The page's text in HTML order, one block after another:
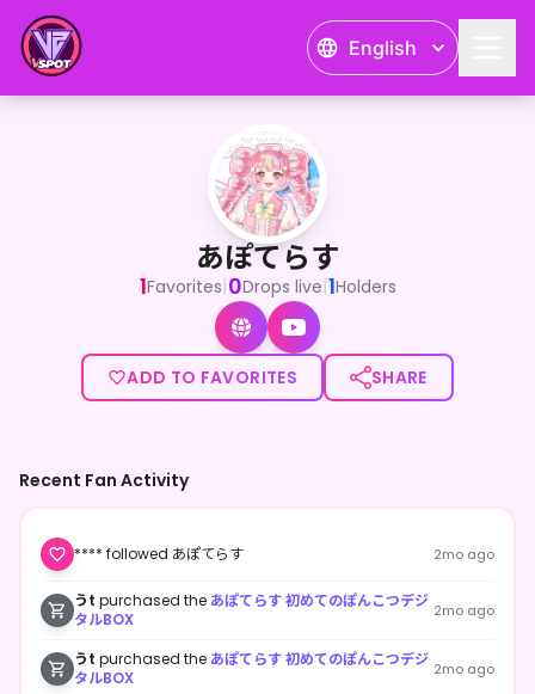
English
あぽてらす
<p>こんてら～☀️🪽🤍</p><p><br></p><p>「天から光を携
あぽてらす
1Favorites|0Drops live|1Holders
ADD TO FAVORITES SHARE
Recent Fan Activity
**** followed あぽてらす 2mo ago
うt purchased the あぽてらす 初めてのぽんこつデジ
タルBOX
2mo ago
うt purchased the あぽてらす 初めてのぽんこつデジ
タルBOX
2mo ago